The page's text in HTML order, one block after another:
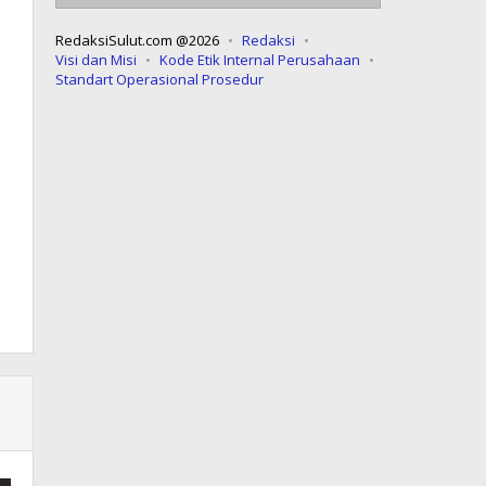
RedaksiSulut.com @2026
Redaksi
Visi dan Misi
Kode Etik Internal Perusahaan
Standart Operasional Prosedur